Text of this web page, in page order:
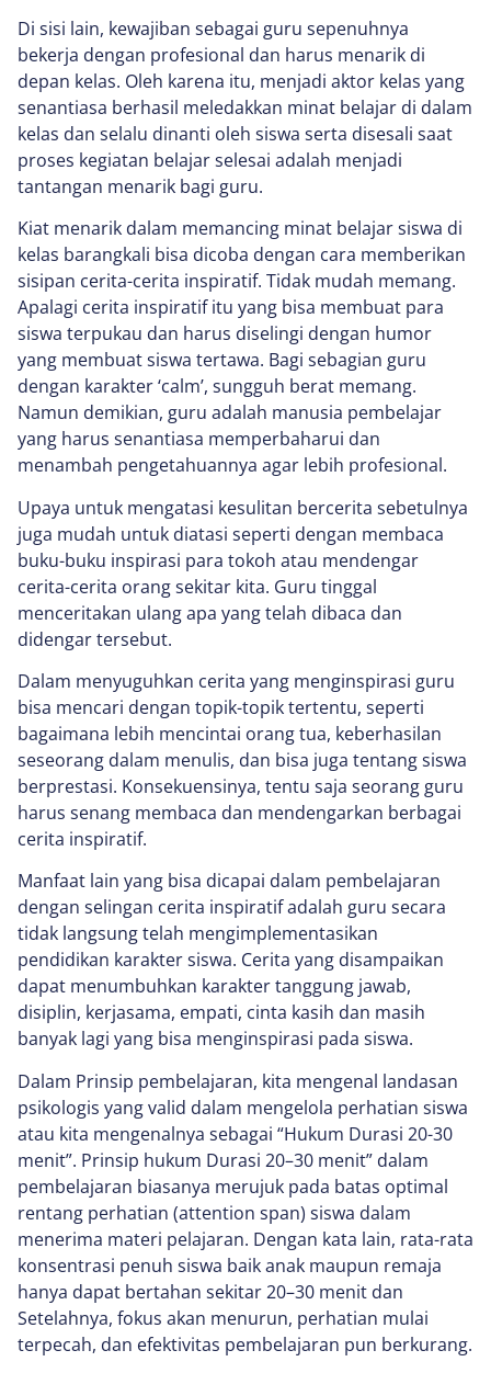
Di sisi lain, kewajiban sebagai guru sepenuhnya
bekerja dengan profesional dan harus menarik di
depan kelas. Oleh karena itu, menjadi aktor kelas yang
senantiasa berhasil meledakkan minat belajar di dalam
kelas dan selalu dinanti oleh siswa serta disesali saat
proses kegiatan belajar selesai adalah menjadi
tantangan menarik bagi guru.
Kiat menarik dalam memancing minat belajar siswa di
kelas barangkali bisa dicoba dengan cara memberikan
sisipan cerita-cerita inspiratif. Tidak mudah memang.
Apalagi cerita inspiratif itu yang bisa membuat para
siswa terpukau dan harus diselingi dengan humor
yang membuat siswa tertawa. Bagi sebagian guru
dengan karakter ‘calm’, sungguh berat memang.
Namun demikian, guru adalah manusia pembelajar
yang harus senantiasa memperbaharui dan
menambah pengetahuannya agar lebih profesional.
Upaya untuk mengatasi kesulitan bercerita sebetulnya
juga mudah untuk diatasi seperti dengan membaca
buku-buku inspirasi para tokoh atau mendengar
cerita-cerita orang sekitar kita. Guru tinggal
menceritakan ulang apa yang telah dibaca dan
didengar tersebut.
Dalam menyuguhkan cerita yang menginspirasi guru
bisa mencari dengan topik-topik tertentu, seperti
bagaimana lebih mencintai orang tua, keberhasilan
seseorang dalam menulis, dan bisa juga tentang siswa
berprestasi. Konsekuensinya, tentu saja seorang guru
harus senang membaca dan mendengarkan berbagai
cerita inspiratif.
Manfaat lain yang bisa dicapai dalam pembelajaran
dengan selingan cerita inspiratif adalah guru secara
tidak langsung telah mengimplementasikan
pendidikan karakter siswa. Cerita yang disampaikan
dapat menumbuhkan karakter tanggung jawab,
disiplin, kerjasama, empati, cinta kasih dan masih
banyak lagi yang bisa menginspirasi pada siswa.
Dalam Prinsip pembelajaran, kita mengenal landasan
psikologis yang valid dalam mengelola perhatian siswa
atau kita mengenalnya sebagai “Hukum Durasi 20-30
menit”. Prinsip hukum Durasi 20–30 menit” dalam
pembelajaran biasanya merujuk pada batas optimal
rentang perhatian (attention span) siswa dalam
menerima materi pelajaran. Dengan kata lain, rata-rata
konsentrasi penuh siswa baik anak maupun remaja
hanya dapat bertahan sekitar 20–30 menit dan
Setelahnya, fokus akan menurun, perhatian mulai
terpecah, dan efektivitas pembelajaran pun berkurang.